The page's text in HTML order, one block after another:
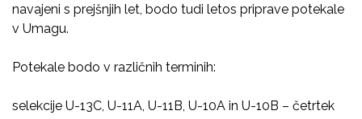
navajeni s prejšnjih let, bodo tudi letos priprave potekale
v Umagu.
Potekale bodo v različnih terminih:
selekcije U-13C, U-11A, U-11B, U-10A in U-10B – četrtek